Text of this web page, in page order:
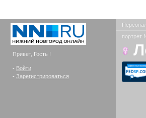
Привет, Гость !
- Войти
- Зарегистрироваться
портрет